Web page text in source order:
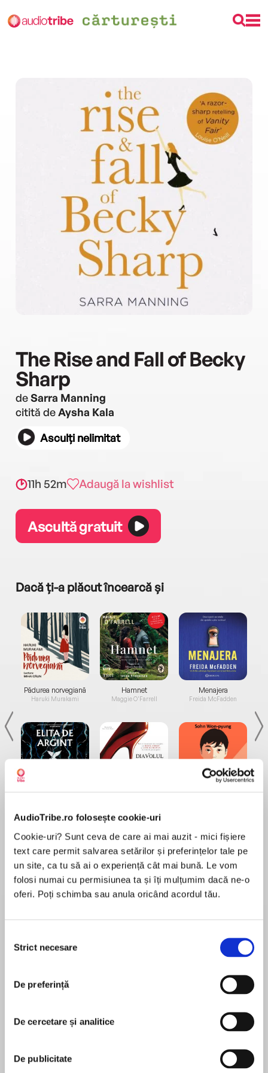
AudioTribe.ro folosește cookie-uri
Cookie-uri? Sunt ceva de care ai mai auzit - mici fișiere
text care permit salvarea setărilor și preferințelor tale pe
un site, ca tu să ai o experiență cât mai bună. Le vom
folosi numai cu permisiunea ta și îți mulțumim dacă ne-o
oferi. Poți schimba sau anula oricând acordul tău.
consimțământului
Strict necesare
De preferință
De cercetare și analitice
De publicitate
The Rise and Fall of Becky
Sharp
deSarra Manning
citită deAysha Kala
Asculți nelimitat
11h 52m Adaugă la wishlist
Ascultă gratuit
Dacă ți-a plăcut încearcă și
Pădurea norvegiană
Haruki Murakami
Hamnet
Maggie O'Farrell
Menajera
Freida McFadden
Desprecarte
A hilarious contemporary retelling of the classic
Beautiful, brilliant, ruthless – nothing can stop
connections. Determined to swap the gutters of
Soho for the glamorous, exclusive world behind
achieve fame, riches and status.
În acest moment nu există recenzii